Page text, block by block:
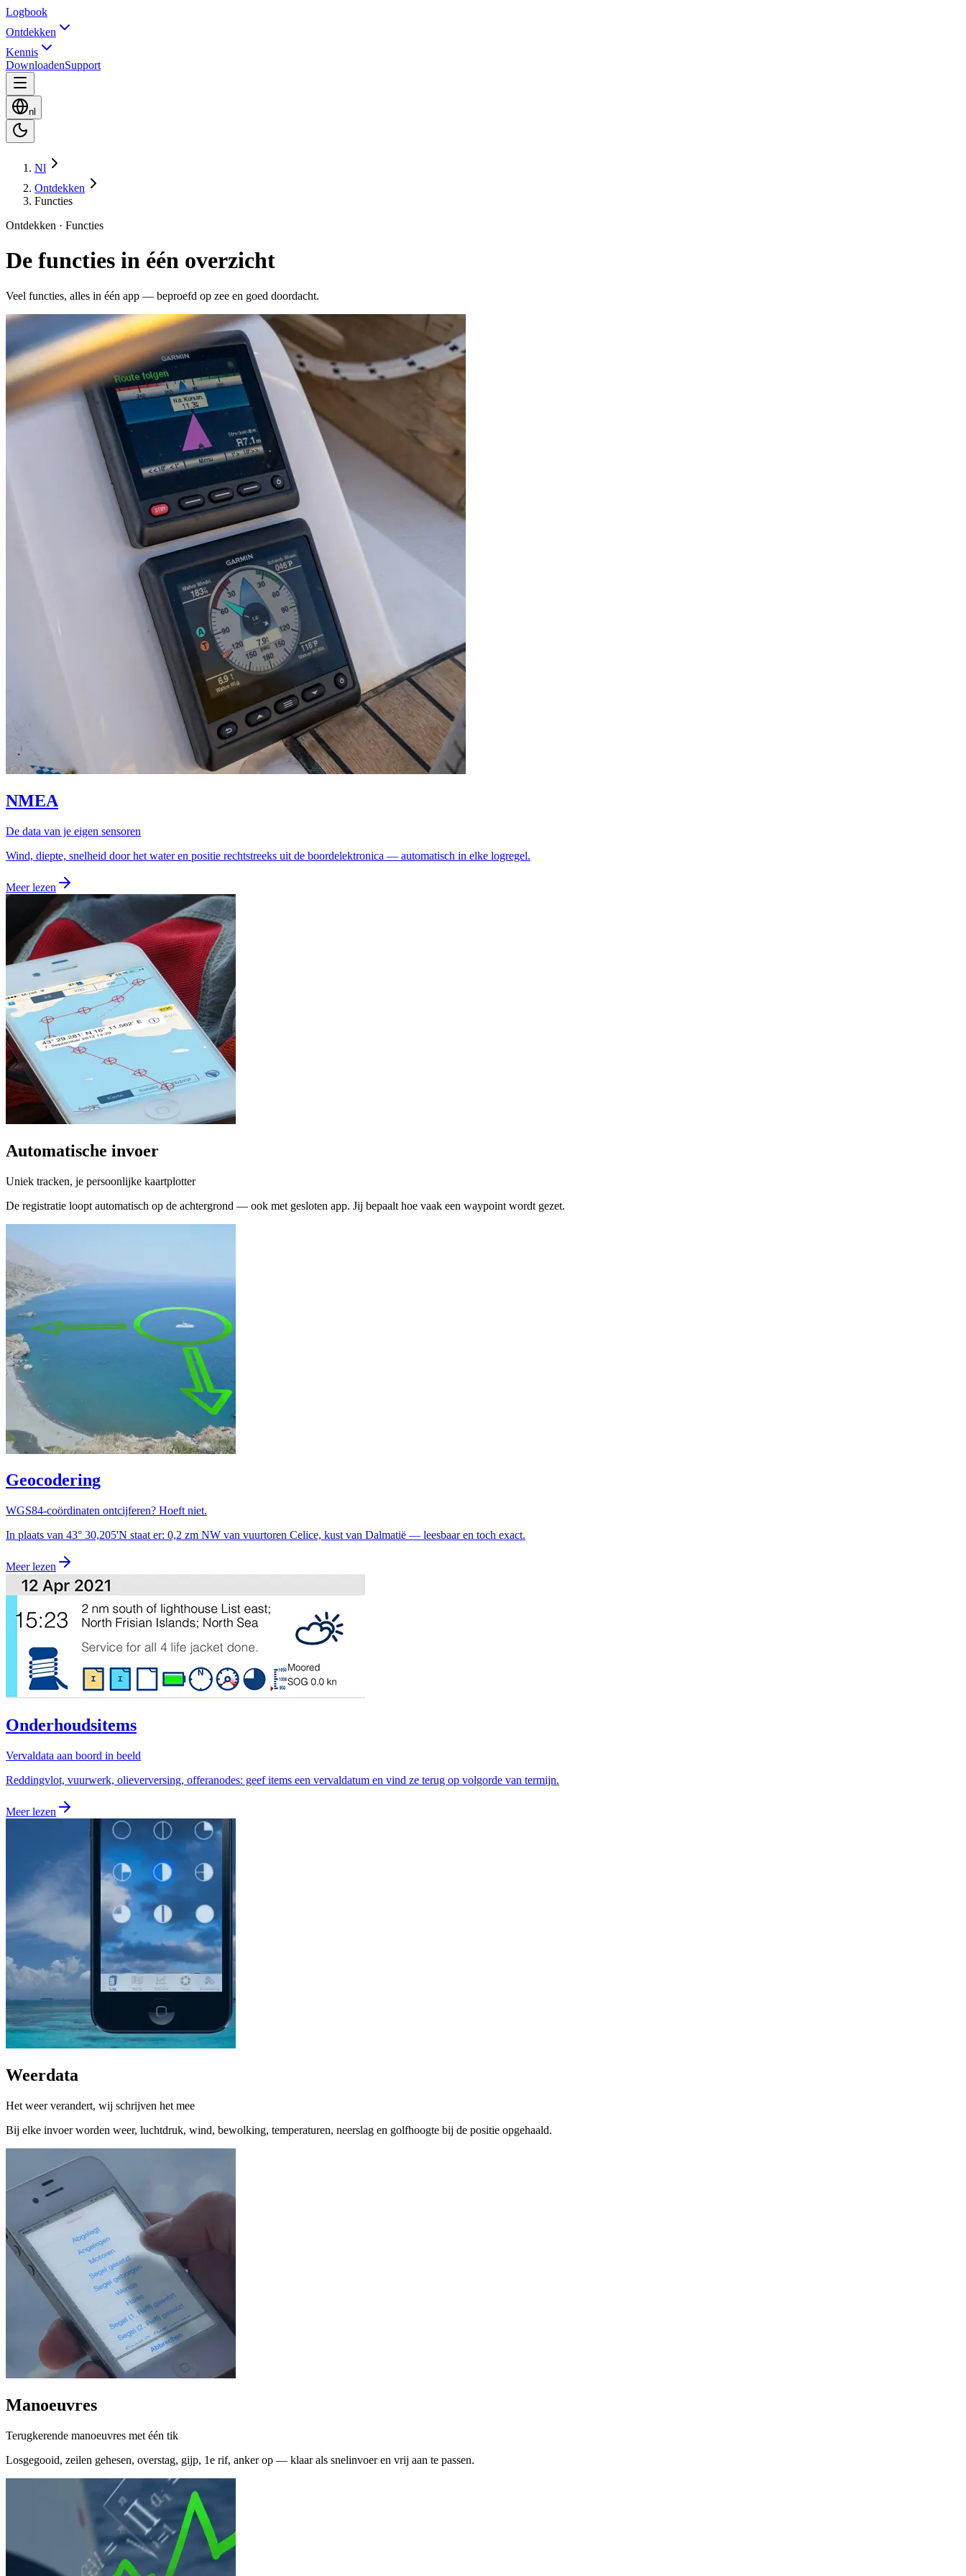
Logbook
Ontdekken
Kennis
DownloadenSupport
nl
Nl
Ontdekken
Functies
Ontdekken · Functies
De functies in één overzicht
Veel functies, alles in één app — beproefd op zee en goed doordacht.
NMEA
De data van je eigen sensoren
Wind, diepte, snelheid door het water en positie rechtstreeks uit de boordelektronica — automatisch in elke logregel.
Meer lezen
Automatische invoer
Uniek tracken, je persoonlijke kaartplotter
De registratie loopt automatisch op de achtergrond — ook met gesloten app. Jij bepaalt hoe vaak een waypoint wordt gezet.
Geocodering
WGS84-coördinaten ontcijferen? Hoeft niet.
In plaats van 43° 30,205'N staat er: 0,2 zm NW van vuurtoren Celice, kust van Dalmatië — leesbaar en toch exact.
Meer lezen
Onderhoudsitems
Vervaldata aan boord in beeld
Reddingvlot, vuurwerk, olieverversing, offeranodes: geef items een vervaldatum en vind ze terug op volgorde van termijn.
Meer lezen
Weerdata
Het weer verandert, wij schrijven het mee
Bij elke invoer worden weer, luchtdruk, wind, bewolking, temperaturen, neerslag en golfhoogte bij de positie opgehaald.
Manoeuvres
Terugkerende manoeuvres met één tik
Losgegooid, zeilen gehesen, overstag, gijp, 1e rif, anker op — klaar als snelinvoer en vrij aan te passen.